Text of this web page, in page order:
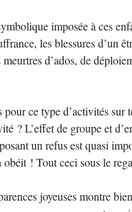
imposée à ces
les blessures d’un
d’ados, de
ce type d’activités
? L’effet de groupe et
un refus est quasi
! Tout ceci sous le
joyeuses montre